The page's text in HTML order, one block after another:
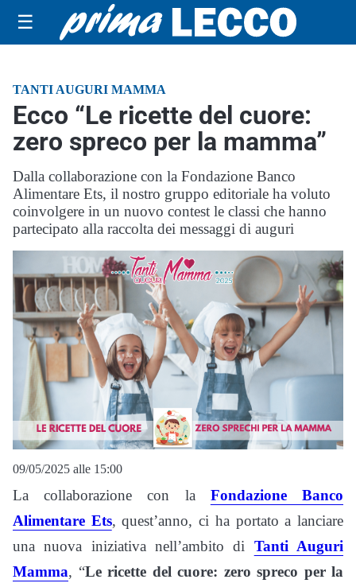
☰
TANTI AUGURI MAMMA
Ecco “Le ricette del cuore:
zero spreco per la mamma”
Dalla collaborazione con la Fondazione Banco
Alimentare Ets, il nostro gruppo editoriale ha voluto
coinvolgere in un nuovo contest le classi che hanno
partecipato alla raccolta dei messaggi di auguri
09/05/2025 alle 15:00
La collaborazione con la Fondazione Banco
Alimentare Ets, quest’anno, ci ha portato a lanciare
una nuova iniziativa nell’ambito di Tanti Auguri
Mamma, “Le ricette del cuore: zero spreco per la